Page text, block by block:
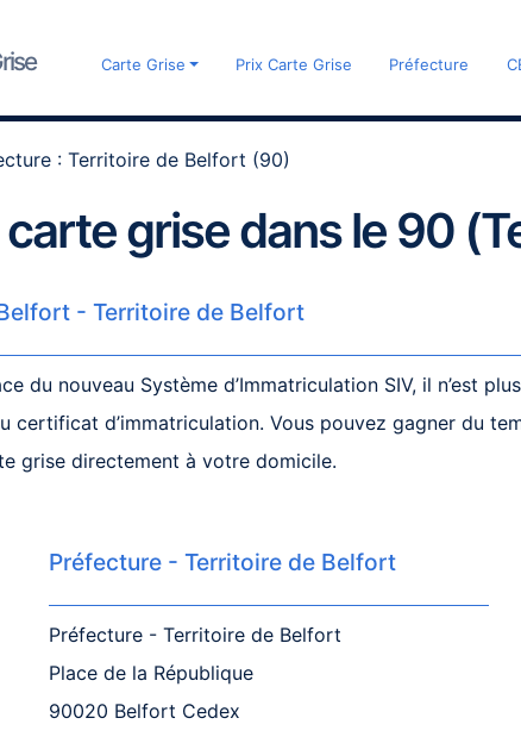
Carte Grise Prix Carte Grise Préfecture
: Territoire de Belfort (90)
carte grise dans le 90
- Territoire de Belfort
du nouveau Système d’Immatriculation SIV, il n’est
certificat d’immatriculation. Vous pouvez gagner du
grise directement à votre domicile.
Préfecture - Territoire de Belfort
Préfecture - Territoire de Belfort
Place de la République
90020 Belfort Cedex